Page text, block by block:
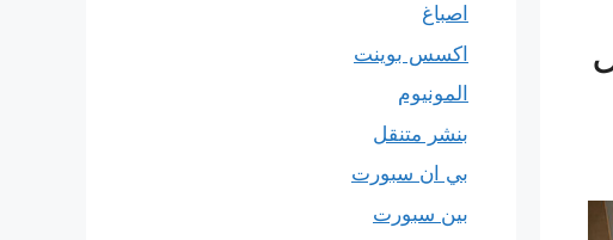
اصباغ
اكسس بوينت
المونيوم
بنشر متنقل
بي ان سبورت
بين سبورت